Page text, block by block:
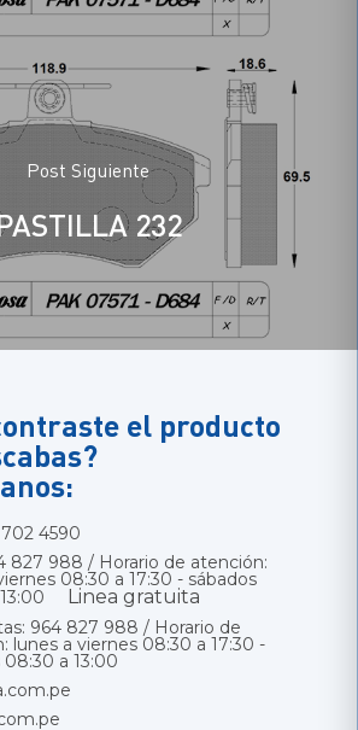
Post Siguiente
232
el producto
702 4590
827 988 / Horario de atención:
08:30 a 17:30 - sábados
Linea gratuita
964 827 988 / Horario de
lunes a viernes 08:30 a 17:30 -
08:30 a 13:00